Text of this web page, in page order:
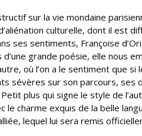
sur la vie mondaine
culturelle, dont il est
ses sentiments, Françoise
grande poésie, elle nous
où l’on a le sentiment que
sévères sur son parcours, ses
plus qui signe le style de
le charme exquis de la belle
lequel lui sera remis